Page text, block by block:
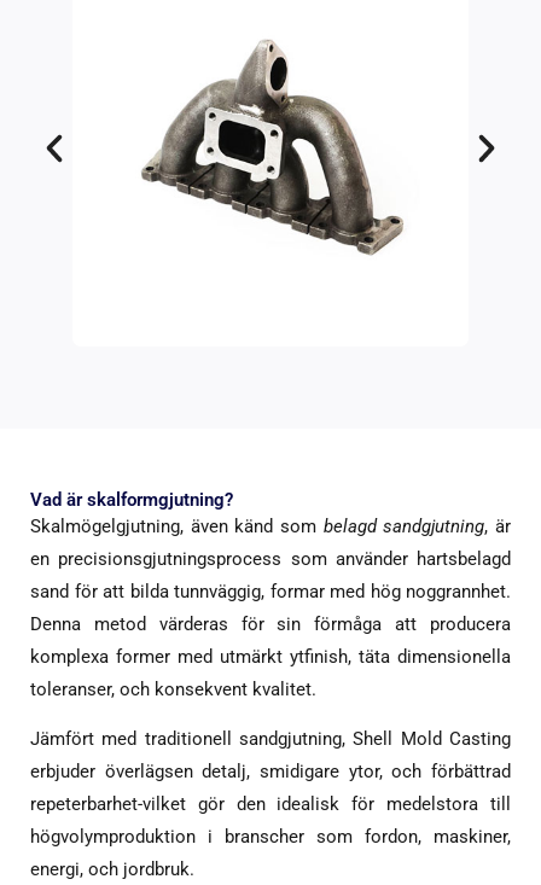
Vad är skalformgjutning?
Skalmögelgjutning, även känd som belagd sandgjutning, är
en precisionsgjutningsprocess som använder hartsbelagd
sand för att bilda tunnväggig, formar med hög noggrannhet.
Denna metod värderas för sin förmåga att producera
komplexa former med utmärkt ytfinish, täta dimensionella
toleranser, och konsekvent kvalitet.
Jämfört med traditionell sandgjutning, Shell Mold Casting
erbjuder överlägsen detalj, smidigare ytor, och förbättrad
repeterbarhet-vilket gör den idealisk för medelstora till
högvolymproduktion i branscher som fordon, maskiner,
energi, och jordbruk.